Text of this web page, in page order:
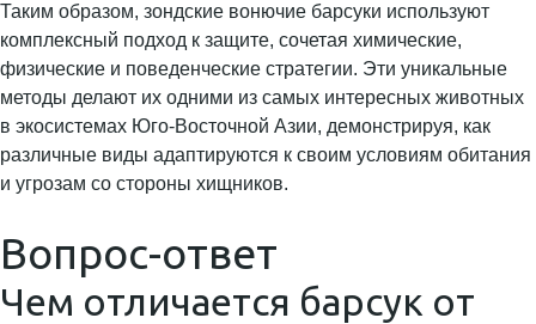
Таким образом, зондские вонючие барсуки используют
комплексный подход к защите, сочетая химические,
физические и поведенческие стратегии. Эти уникальные
методы делают их одними из самых интересных животных
в экосистемах Юго-Восточной Азии, демонстрируя, как
различные виды адаптируются к своим условиям обитания
и угрозам со стороны хищников.
Вопрос-ответ
Чем отличается барсук от